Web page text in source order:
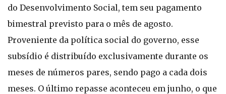
do Desenvolvimento Social, tem seu pagamento
bimestral previsto para o mês de agosto.
Proveniente da política social do governo, esse
subsídio é distribuído exclusivamente durante os
meses de números pares, sendo pago a cada dois
meses. O último repasse aconteceu em junho, o que